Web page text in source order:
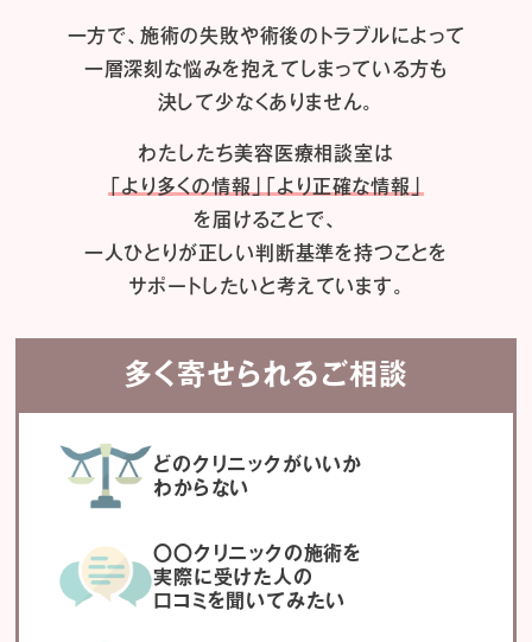
一方で、施術の失敗や術後のトラブルによって
一層深刻な悩みを抱えてしまっている方も
決して少なくありません。
わたしたち美容医療相談室は
「より多くの情報」「より正確な情報」
を届けることで、
一人ひとりが正しい判断基準を持つことを
サポートしたいと考えています。
多く寄せられるご相談
どのクリニックがいいか
わからない
〇〇クリニックの施術を
実際に受けた人の
口コミを聞いてみたい